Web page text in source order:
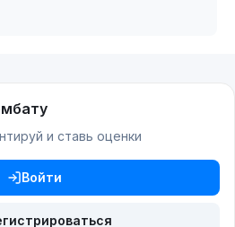
и ставь оценки
Войти